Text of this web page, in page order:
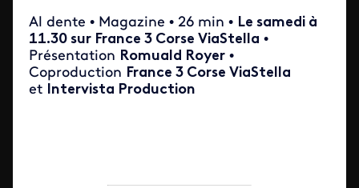
Al dente • Magazine • 26 min • Le samedi à
11.30 sur France 3 Corse ViaStella •
Présentation Romuald Royer •
Coproduction France 3 Corse ViaStella
et
Intervista Production